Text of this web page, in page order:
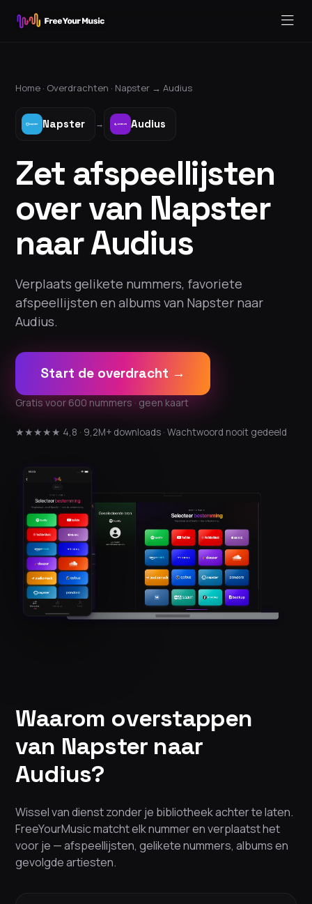
Home · Overdrachten · Napster → Audius
Napster → Audius
Zet afspeellijsten
over van Napster
naar Audius
Verplaats gelikete nummers, favoriete
afspeellijsten en albums van Napster naar
Audius.
Start de overdracht →
Gratis voor 600 nummers · geen kaart
★★★★★ 4,8 · 9,2M+ downloads · Wachtwoord nooit gedeeld
Waarom overstappen
van Napster naar
Audius?
Wissel van dienst zonder je bibliotheek achter te laten.
FreeYourMusic matcht elk nummer en verplaatst het
voor je — afspeellijsten, gelikete nummers, albums en
gevolgde artiesten.